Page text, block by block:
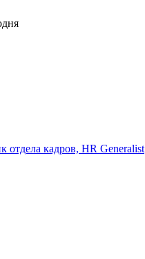
отдела кадров, HR Generalist